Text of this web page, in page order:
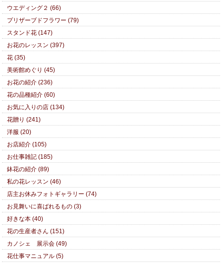
ウエディング２ (66)
プリザーブドフラワー (79)
スタンド花 (147)
お花のレッスン (397)
花 (35)
美術館めぐり (45)
お花の紹介 (236)
花の品種紹介 (60)
お気に入りの店 (134)
花贈り (241)
洋服 (20)
お店紹介 (105)
お仕事雑記 (185)
鉢花の紹介 (89)
私の花レッスン (46)
店主お休みフォトギャラリー (74)
お見舞いに喜ばれるもの (3)
好きな本 (40)
花の生産者さん (151)
カノシェ 展示会 (49)
花仕事マニュアル (5)